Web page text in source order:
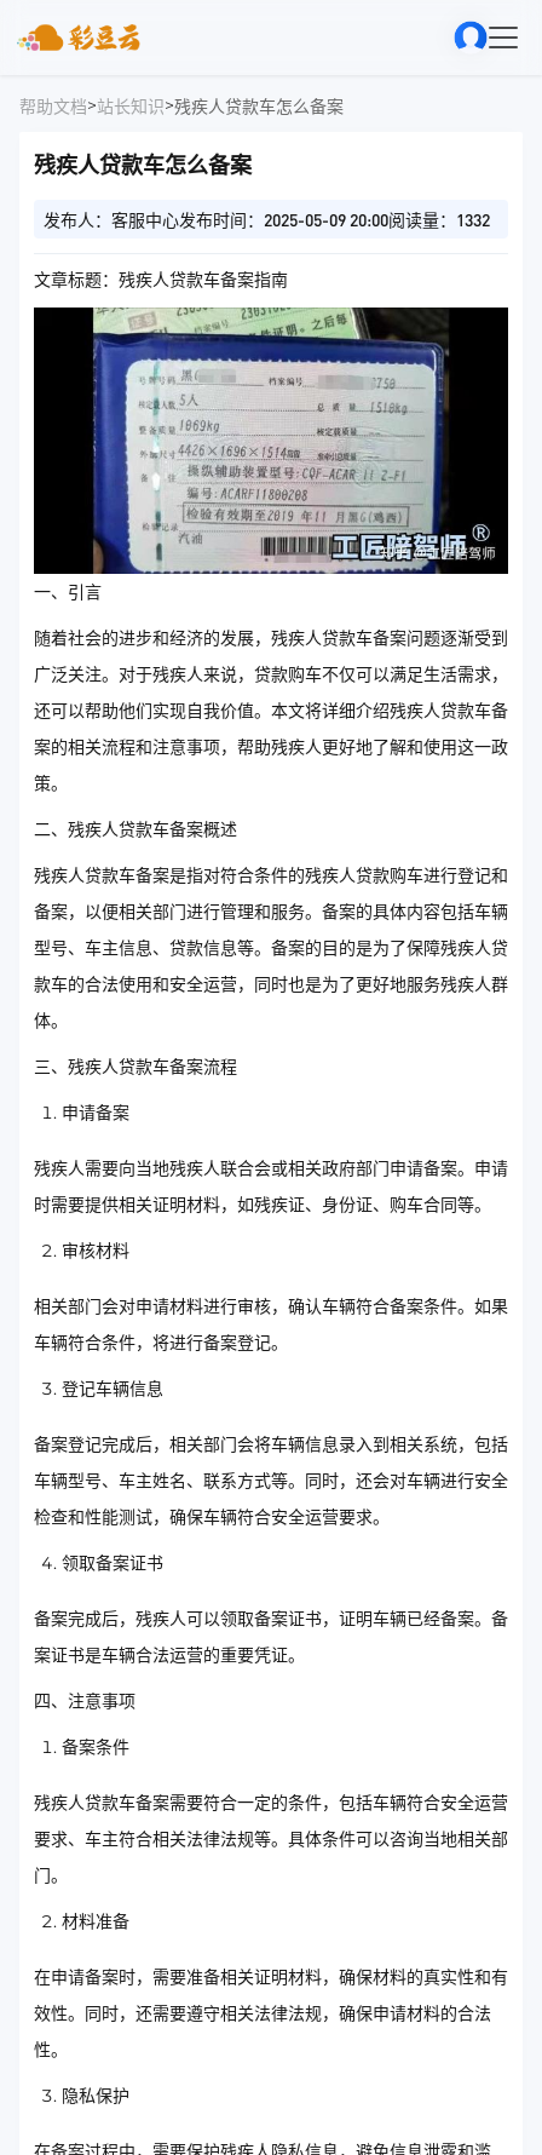
帮助文档>站长知识>残疾人贷款车怎么备案
残疾人贷款车怎么备案
发布人：客服中心发布时间：2025-05-09 20:00阅读量：1332
文章标题：残疾人贷款车备案指南
一、引言
随着社会的进步和经济的发展，残疾人贷款车备案问题逐渐受到
广泛关注。对于残疾人来说，贷款购车不仅可以满足生活需求，
还可以帮助他们实现自我价值。本文将详细介绍残疾人贷款车备
案的相关流程和注意事项，帮助残疾人更好地了解和使用这一政
策。
二、残疾人贷款车备案概述
残疾人贷款车备案是指对符合条件的残疾人贷款购车进行登记和
备案，以便相关部门进行管理和服务。备案的具体内容包括车辆
型号、车主信息、贷款信息等。备案的目的是为了保障残疾人贷
款车的合法使用和安全运营，同时也是为了更好地服务残疾人群
体。
三、残疾人贷款车备案流程
申请备案
残疾人需要向当地残疾人联合会或相关政府部门申请备案。申请
时需要提供相关证明材料，如残疾证、身份证、购车合同等。
审核材料
相关部门会对申请材料进行审核，确认车辆符合备案条件。如果
车辆符合条件，将进行备案登记。
登记车辆信息
备案登记完成后，相关部门会将车辆信息录入到相关系统，包括
车辆型号、车主姓名、联系方式等。同时，还会对车辆进行安全
检查和性能测试，确保车辆符合安全运营要求。
领取备案证书
备案完成后，残疾人可以领取备案证书，证明车辆已经备案。备
案证书是车辆合法运营的重要凭证。
四、注意事项
备案条件
残疾人贷款车备案需要符合一定的条件，包括车辆符合安全运营
要求、车主符合相关法律法规等。具体条件可以咨询当地相关部
门。
材料准备
在申请备案时，需要准备相关证明材料，确保材料的真实性和有
效性。同时，还需要遵守相关法律法规，确保申请材料的合法
性。
隐私保护